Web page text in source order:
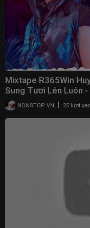
Mixtape R365Win
Sung Tươi Lên Luôn
NONSTOP VN 25 lượt